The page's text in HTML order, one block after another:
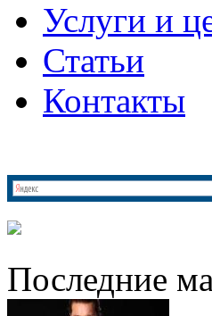
Услуги и
Статьи
Контакты
Последние